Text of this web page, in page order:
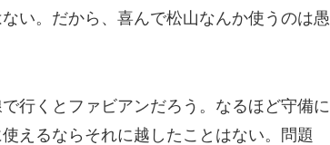
い。だから、喜んで松山なんか使うのは愚
行くとファビアンだろう。なるほど守備に
えるならそれに越したことはない。問題